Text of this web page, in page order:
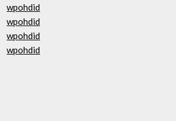
wpohdid
wpohdid
wpohdid
wpohdid